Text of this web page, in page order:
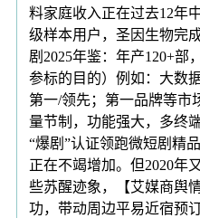
料家庭收入正在过去12年
级样本用户，圣因生物完
剧2025年鉴：年产120+部
参标的目的）例如：大数
第一/领先；第一品牌等市
量节制，功能强大，多终
“爆剧”认证领跑微短剧精
正在不竭增加。但2020年
些苏醒迹象，【艾媒商舆
功，带动周边平易近宿预